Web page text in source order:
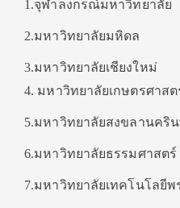
1.จุฬาลงกรณ์มหาวิทยาลัย
2.มหาวิทยาลัยมหิดล
3.มหาวิทยาลัยเชียงใหม่
4. มหาวิทยาลัยเกษตรศาสต
5.มหาวิทยาลัยสงขลานคริ
6.มหาวิทยาลัยธรรมศาสตร์
7.มหาวิทยาลัยเทคโนโลยีพ